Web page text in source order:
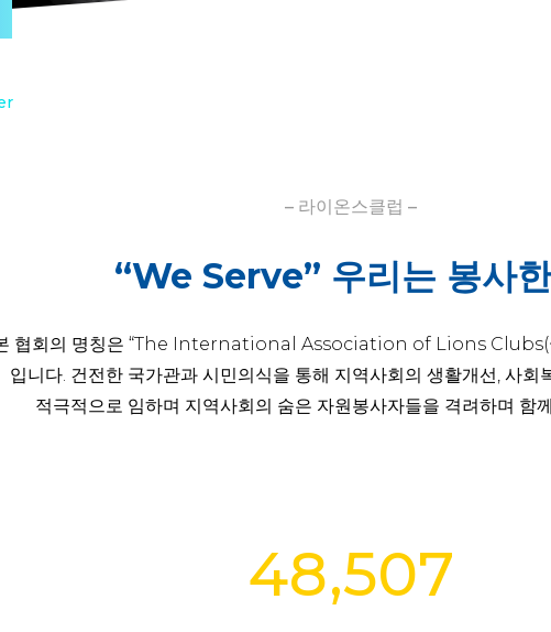
– 라이온스클럽 –
“We Serve” 우리는 봉사
협회의 명칭은 “The International Association of Lions Clubs(
입니다. 건전한 국가관과 시민의식을 통해 지역사회의 생활개선, 사회
적극적으로 임하며 지역사회의 숨은 자원봉사자들을 격려하며 함
48,507